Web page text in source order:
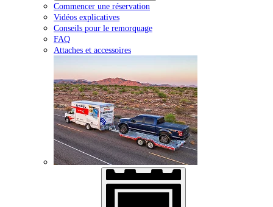
Commencer une réservation
Vidéos explicatives
Conseils pour le remorquage
FAQ
Attaches et accessoires